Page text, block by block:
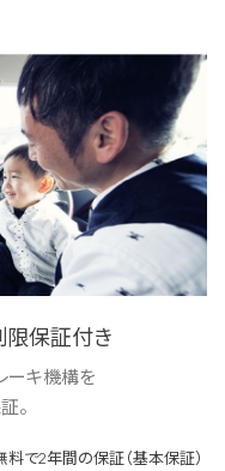
保証付き
ーキ機構を
。
で2年間の保証（基本保証）